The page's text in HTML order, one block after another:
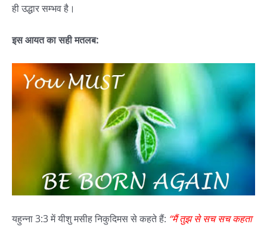
ही उद्धार सम्भव है।
इस आयत का सही मतलब:
यहुन्ना 3:3 में यीशु मसीह निकुदिमस से कहते हैं: “मैं तुझ से सच सच कहता